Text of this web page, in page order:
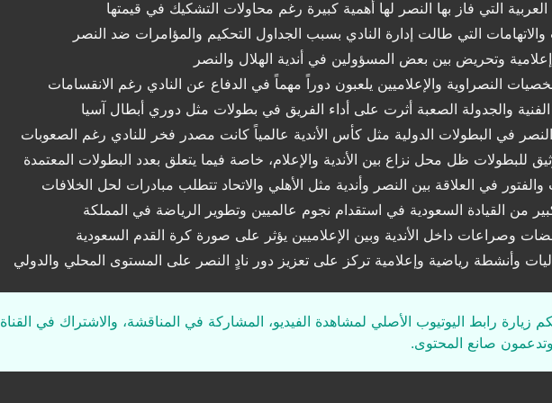
العربية التي فاز بها النصر لها أهمية كبيرة رغم محاولات التشكيك في قيمتها
والاتهامات التي طالت إدارة النادي بسبب الجداول التحكيم والمؤامرات ضد النصر
وتحريض بين بعض المسؤولين في أندية الهلال والنصر
النصراوية والإعلاميين يلعبون دوراً مهماً في الدفاع عن النادي رغم الانقسامات
الفنية والجدولة الصعبة أثرت على أداء الفريق في بطولات مثل دوري أبطال آسيا
في البطولات الدولية مثل كأس الأندية عالمياً كانت مصدر فخر للنادي رغم الصعوبات
للبطولات ظل محل نزاع بين الأندية والإعلام، خاصة فيما يتعلق بعدد البطولات المعتمدة
والفتور في العلاقة بين النصر وأندية مثل الأهلي والاتحاد تتطلب مبادرات لحل الخلافات
من القيادة السعودية في استقدام نجوم عالميين وتطوير الرياضة في المملكة
وصراعات داخل الأندية وبين الإعلاميين يؤثر على صورة كرة القدم السعودية
وأنشطة رياضية وإعلامية تركز على تعزيز دور نادٍ النصر على المستوى المحلي والدولي
زيارة رابط اليوتيوب الأصلي لمشاهدة الفيديو، المشاركة في المناقشة، والاشتراك في
صانع المحتوى.